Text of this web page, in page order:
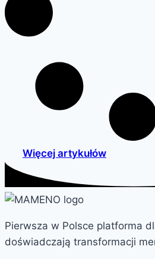
Więcej artykułów
Pierwsza w Polsce platforma
doświadczają transformacji